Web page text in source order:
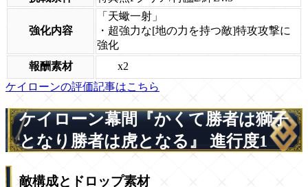
強化内容
「天蠍一射」
・超強力な[地の力を持つ敵]特攻攻撃に
強化
報酬素材
x2
ケイローンの評価記事はこちら
ケイローン幕間『かくて勝者は獅子
となり勝者は虎となる』 進行度1
敵構成とドロップ素材